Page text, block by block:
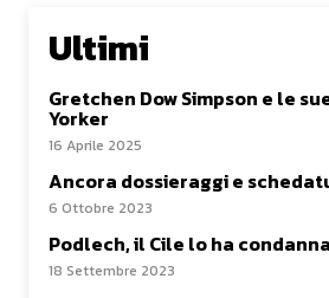
Ultimi
Gretchen Dow Simpson e le
Yorker
16 Aprile 2025
Ancora dossieraggi e
6 Ottobre 2023
Podlech, il Cile lo ha
18 Settembre 2023